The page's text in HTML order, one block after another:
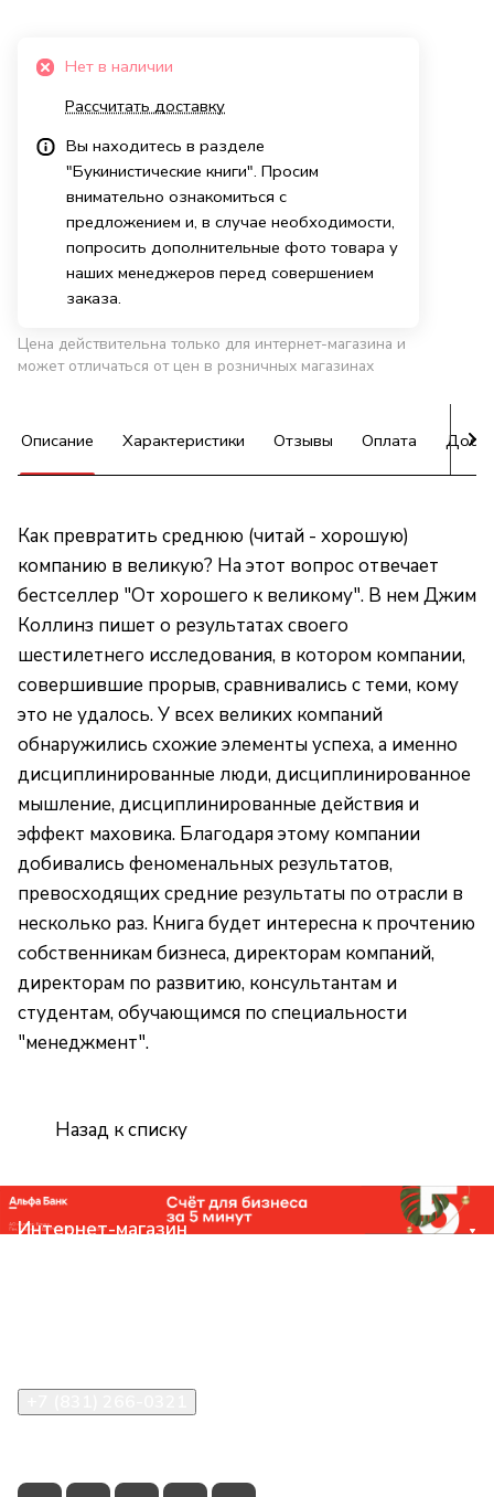
Нет в наличии
Рассчитать доставку
Вы находитесь в разделе
"Букинистические книги". Просим
внимательно ознакомиться с
предложением и, в случае необходимости,
попросить дополнительные фото товара у
наших менеджеров перед совершением
заказа.
Цена действительна только для интернет-магазина и
может отличаться от цен в розничных магазинах
Описание Характеристики Отзывы Оплата
Как превратить среднюю (читай - хорошую)
компанию в великую? На этот вопрос отвечает
бестселлер "От хорошего к великому". В нем Джим
Коллинз пишет о результатах своего
шестилетнего исследования, в котором компании,
совершившие прорыв, сравнивались с теми, кому
это не удалось. У всех великих компаний
обнаружились схожие элементы успеха, а именно
дисциплинированные люди, дисциплинированное
мышление, дисциплинированные действия и
эффект маховика. Благодаря этому компании
добивались феноменальных результатов,
превосходящих средние результаты по отрасли в
несколько раз. Книга будет интересна к прочтению
собственникам бизнеса, директорам компаний,
директорам по развитию, консультантам и
студентам, обучающимся по специальности
"менеджмент".
Назад к списку
Интернет-магазин